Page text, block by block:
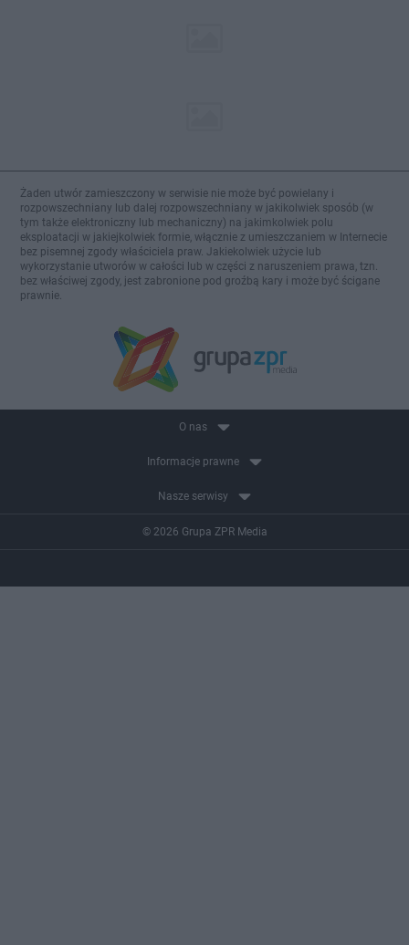
Żaden utwór zamieszczony w serwisie nie może być powielany i
rozpowszechniany lub dalej rozpowszechniany w jakikolwiek sposób (w
tym także elektroniczny lub mechaniczny) na jakimkolwiek polu
eksploatacji w jakiejkolwiek formie, włącznie z umieszczaniem w Internecie
bez pisemnej zgody właściciela praw. Jakiekolwiek użycie lub
wykorzystanie utworów w całości lub w części z naruszeniem prawa, tzn.
bez właściwej zgody, jest zabronione pod groźbą kary i może być ścigane
prawnie.
O nas
Informacje prawne
Nasze serwisy
© 2026 Grupa ZPR Media